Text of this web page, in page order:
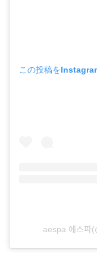
この投稿を
aespa